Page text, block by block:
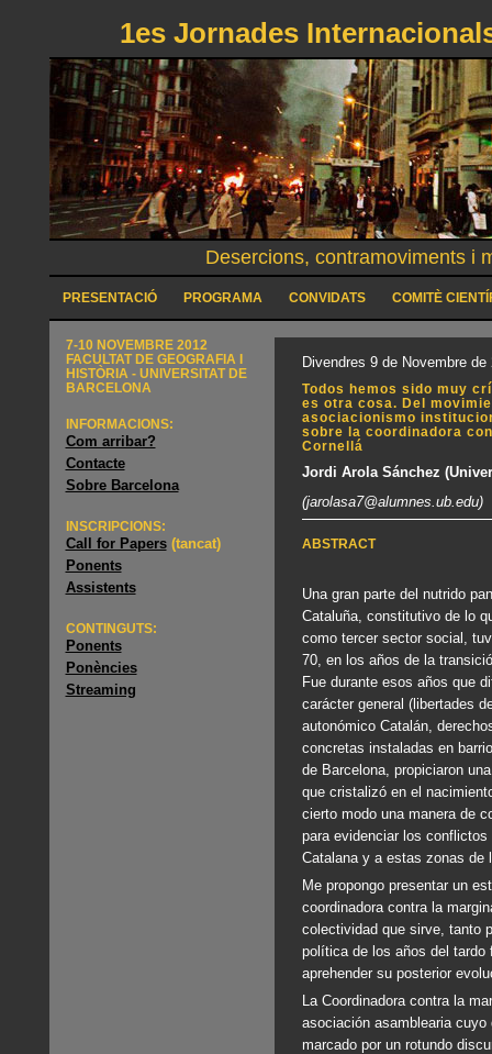
1es Jornades
Desercions, contramoviments i
PRESENTACIÓ PROGRAMA CONVIDATS COMITÈ
7-10 NOVEMBRE 2012
FACULTAT DE GEOGRAFIA I
HISTÒRIA - UNIVERSITAT DE
BARCELONA
INFORMACIONS:
Com arribar?
Contacte
Sobre Barcelona
INSCRIPCIONS:
Call for Papers (tancat)
Ponents
Assistents
CONTINGUTS:
Ponents
Ponències
Streaming
Divendres 9 de Novembre de
Todos hemos sido muy
es otra cosa. Del
asociacionismo
sobre la coordinadora
Cornellá
Jordi Arola Sánchez
(jarolasa7@alumnes.ub.edu)
ABSTRACT
Una gran parte del nutrido
Cataluña, constitutivo de lo
como tercer sector social,
70, en los años de la
Fue durante esos años que
carácter general (libertades
autonómico Catalán,
concretas instaladas en
de Barcelona, propiciaron
que cristalizó en el
cierto modo una manera de
para evidenciar los
Catalana y a estas zonas de
Me propongo presentar un
coordinadora contra la
colectividad que sirve, tanto
política de los años del tardo
aprehender su posterior
La Coordinadora contra la
asociación asamblearia
marcado por un rotundo